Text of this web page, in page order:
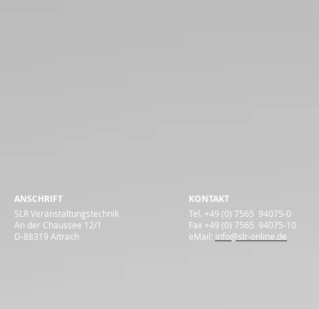
ANSCHRIFT
SLR Veranstaltungstechnik
An der Chaussee 12/1
D-88319 Aitrach
KONTAKT
Tel. +49 (0) 7565 94075-0
Fax +49 (0) 7565 94075-10
eMail: info@slr-online.de